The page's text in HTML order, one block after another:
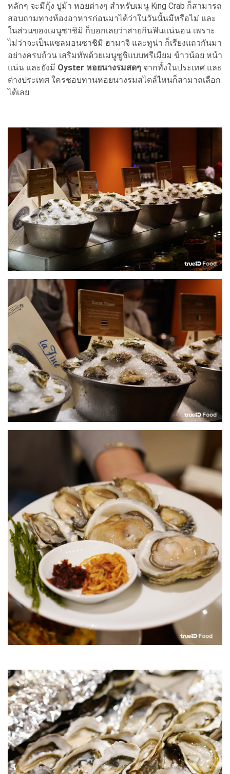
หลักๆ จะมีกุ้ง ปูม้า หอยต่างๆ สำหรับเมนู King Crab ก็สามารถ
สอบถามทางห้องอาหารก่อนมาได้ว่าในวันนั้นมีหรือไม่ และ
ในส่วนของเมนูซาชิมิ ก็บอกเลยว่าสายกินฟินแน่นอน เพราะ
ไม่ว่าจะเป็นแซลมอนซาชิมิ ฮามาจิ และทูน่า ก็เรียงแถวกันมา
อย่างครบถ้วน เสริมทัพด้วยเมนูซูชิแบบพรีเมียม ข้าวน้อย หน้า
แน่น และยังมี Oyster หอยนางรมสดๆ จากทั้งในประเทศ และ
ต่างประเทศ ใครชอบทานหอยนางรมสไตล์ไหนก็สามาถเลือก
ได้เลย